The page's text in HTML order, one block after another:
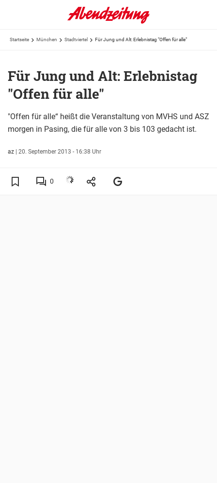
Startseite München Stadtviertel Für Jung und Alt: Erlebnistag "Offen für alle"
Für Jung und Alt: Erlebnistag
"Offen für alle"
"Offen für alle“ heißt die Veranstaltung von MVHS und ASZ
morgen in Pasing, die für alle von 3 bis 103 gedacht ist.
az | 20. September 2013 - 16:38 Uhr
0